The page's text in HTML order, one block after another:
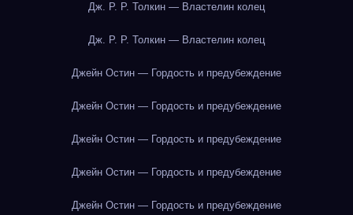
Дж. Р. Р. Толкин — Властелин колец
Дж. Р. Р. Толкин — Властелин колец
Джейн Остин — Гордость и предубеждение
Джейн Остин — Гордость и предубеждение
Джейн Остин — Гордость и предубеждение
Джейн Остин — Гордость и предубеждение
Джейн Остин — Гордость и предубеждение